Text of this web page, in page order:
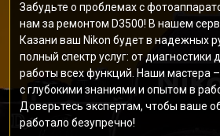
Забудьте о проблемах с
нам за ремонтом D3500! В нашем
Казани ваш Nikon будет в надежных
полный спектр услуг: от диагностики
работы всех функций. Наши мастера
с глубокими знаниями и опытом в
Доверьтесь экспертам, чтобы ваше
работало безупречно!